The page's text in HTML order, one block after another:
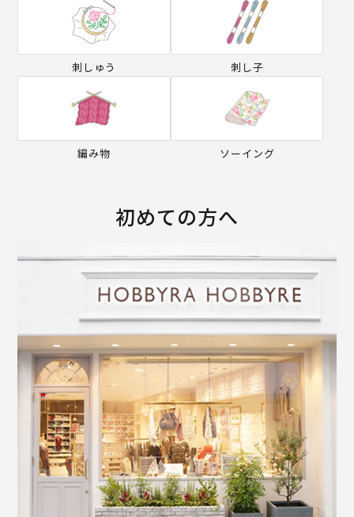
刺しゅう 刺し子
編み物 ソーイング
初めての方へ